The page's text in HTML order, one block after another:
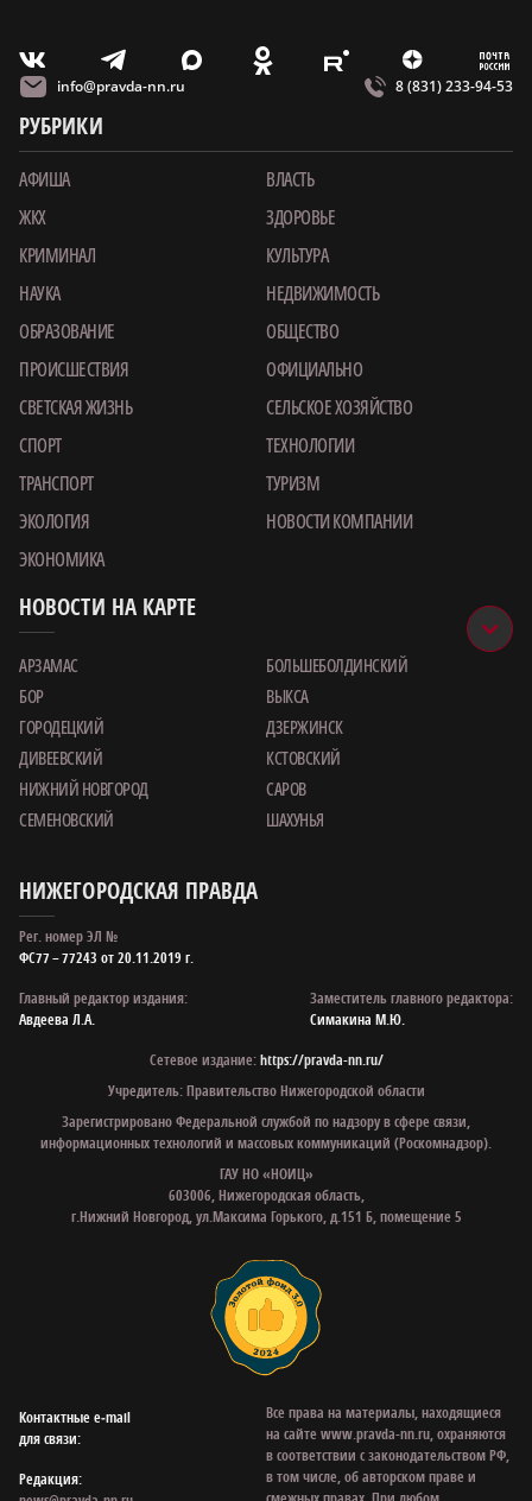
V T X O E Z m
info@pravda-nn.ru 8 (831) 233-94-53
РУБРИКИ
АФИША
ВЛАСТЬ
ЖКХ
ЗДОРОВЬЕ
КРИМИНАЛ
КУЛЬТУРА
НАУКА
НЕДВИЖИМОСТЬ
ОБРАЗОВАНИЕ
ОБЩЕСТВО
ПРОИСШЕСТВИЯ
ОФИЦИАЛЬНО
СВЕТСКАЯ ЖИЗНЬ
СЕЛЬСКОЕ ХОЗЯЙСТВО
СПОРТ
ТЕХНОЛОГИИ
ТРАНСПОРТ
ТУРИЗМ
ЭКОЛОГИЯ
НОВОСТИ КОМПАНИИ
ЭКОНОМИКА
НОВОСТИ НА КАРТЕ
АРЗАМАС
БОЛЬШЕБОЛДИНСКИЙ
БОР
ВЫКСА
ГОРОДЕЦКИЙ
ДЗЕРЖИНСК
ДИВЕЕВСКИЙ
КСТОВСКИЙ
НИЖНИЙ НОВГОРОД
САРОВ
СЕМЕНОВСКИЙ
ШАХУНЬЯ
НИЖЕГОРОДСКАЯ ПРАВДА
Рег. номер ЭЛ №
ФС77 – 77243 от 20.11.2019 г.
Главный редактор издания:
Авдеева Л.А.
Заместитель главного редактора:
Симакина М.Ю.
Сетевое издание:https://pravda-nn.ru/
Учредитель: Правительство Нижегородской области
Зарегистрировано Федеральной службой по надзору в сфере связи,
информационных технологий и массовых коммуникаций (Роскомнадзор).
ГАУ НО «НОИЦ»
603006, Нижегородская область,
г.Нижний Новгород, ул.Максима Горького, д.151 Б, помещение 5
Контактные e‑mail
для связи:
Редакция:
Все права на материалы, находящиеся
на сайте www.pravda-nn.ru, охраняются
в соответствии с законодательством РФ,
в том числе, об авторском праве и